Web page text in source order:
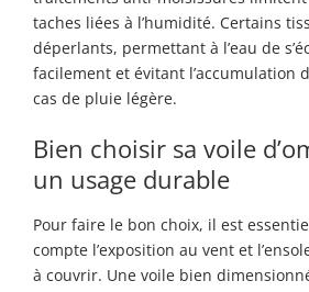
taches liées à l’humidité. Certains
déperlants, permettant à l’eau de
facilement et évitant l’accumulation
cas de pluie légère.
Bien choisir sa voile
un usage durable
Pour faire le bon choix, il est
compte l’exposition au vent et
à couvrir. Une voile bien